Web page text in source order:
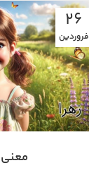
26
فروردین